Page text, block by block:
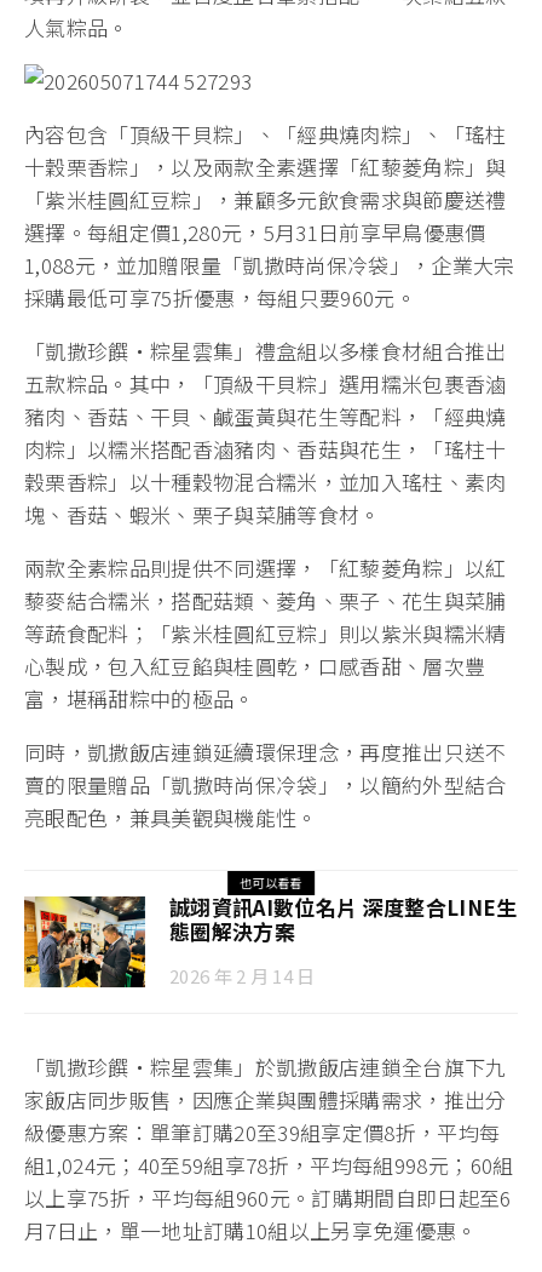
人氣粽品。
內容包含「頂級干貝粽」、「經典燒肉粽」、「瑤柱
十穀栗香粽」，以及兩款全素選擇「紅藜菱角粽」與
「紫米桂圓紅豆粽」，兼顧多元飲食需求與節慶送禮
選擇。每組定價1,280元，5月31日前享早鳥優惠價
1,088元，並加贈限量「凱撒時尚保冷袋」，企業大宗
採購最低可享75折優惠，每組只要960元。
「凱撒珍饌・粽星雲集」禮盒組以多樣食材組合推出
五款粽品。其中，「頂級干貝粽」選用糯米包裹香滷
豬肉、香菇、干貝、鹹蛋黃與花生等配料，「經典燒
肉粽」以糯米搭配香滷豬肉、香菇與花生，「瑤柱十
穀栗香粽」以十種穀物混合糯米，並加入瑤柱、素肉
塊、香菇、蝦米、栗子與菜脯等食材。
兩款全素粽品則提供不同選擇，「紅藜菱角粽」以紅
藜麥結合糯米，搭配菇類、菱角、栗子、花生與菜脯
等蔬食配料；「紫米桂圓紅豆粽」則以紫米與糯米精
心製成，包入紅豆餡與桂圓乾，口感香甜、層次豐
富，堪稱甜粽中的極品。
同時，凱撒飯店連鎖延續環保理念，再度推出只送不
賣的限量贈品「凱撒時尚保冷袋」，以簡約外型結合
亮眼配色，兼具美觀與機能性。
也可以看看
誠翊資訊AI數位名片 深度整合LINE生
態圈解決方案
2026 年 2 月 14 日
「凱撒珍饌・粽星雲集」於凱撒飯店連鎖全台旗下九
家飯店同步販售，因應企業與團體採購需求，推出分
級優惠方案：單筆訂購20至39組享定價8折，平均每
組1,024元；40至59組享78折，平均每組998元；60組
以上享75折，平均每組960元。訂購期間自即日起至6
月7日止，單一地址訂購10組以上另享免運優惠。